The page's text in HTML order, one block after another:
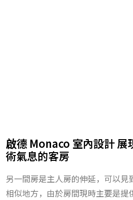
啟德 Monaco 室內設計 展
術氣息的客房
另一間房是主人房的伸延，可以見
相似地方，由於房間現時主要是提